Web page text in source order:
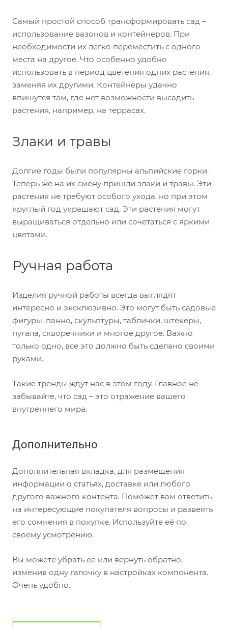
Самый простой способ трансформировать сад –
использование вазонов и контейнеров. При
необходимости их легко переместить с одного
места на другое. Что особенно удобно
использовать в период цветения одних растения,
заменяя их другими. Контейнеры удачно
впишутся там, где нет возможности высадить
растения, например, на террасах.
Злаки и травы
Долгие годы были популярны альпийские горки.
Теперь же на их смену пришли злаки и травы. Эти
растения не требуют особого ухода, но при этом
круглый год украшают сад. Эти растения могут
выращиваться отдельно или сочетаться с яркими
цветами.
Ручная работа
Изделия ручной работы всегда выглядят
интересно и эксклюзивно. Это могут быть садовые
фигуры, панно, скульптуры, таблички, штекеры,
пугала, скворечники и многое другое. Важно
только одно, все это должно быть сделано своими
руками.
Такие тренды ждут нас в этом году. Главное не
забывайте, что сад – это отражение вашего
внутреннего мира.
Дополнительно
Дополнительная вкладка, для размещения
информации о статьях, доставке или любого
другого важного контента. Поможет вам ответить
на интересующие покупателя вопросы и развеять
его сомнения в покупке. Используйте её по
своему усмотрению.
Вы можете убрать её или вернуть обратно,
изменив одну галочку в настройках компонента.
Очень удобно.